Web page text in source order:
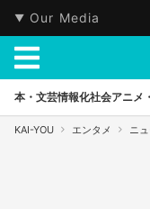
Our Media
本・文芸情報化社会アニメ
KAI-YOU エンタメ ニ